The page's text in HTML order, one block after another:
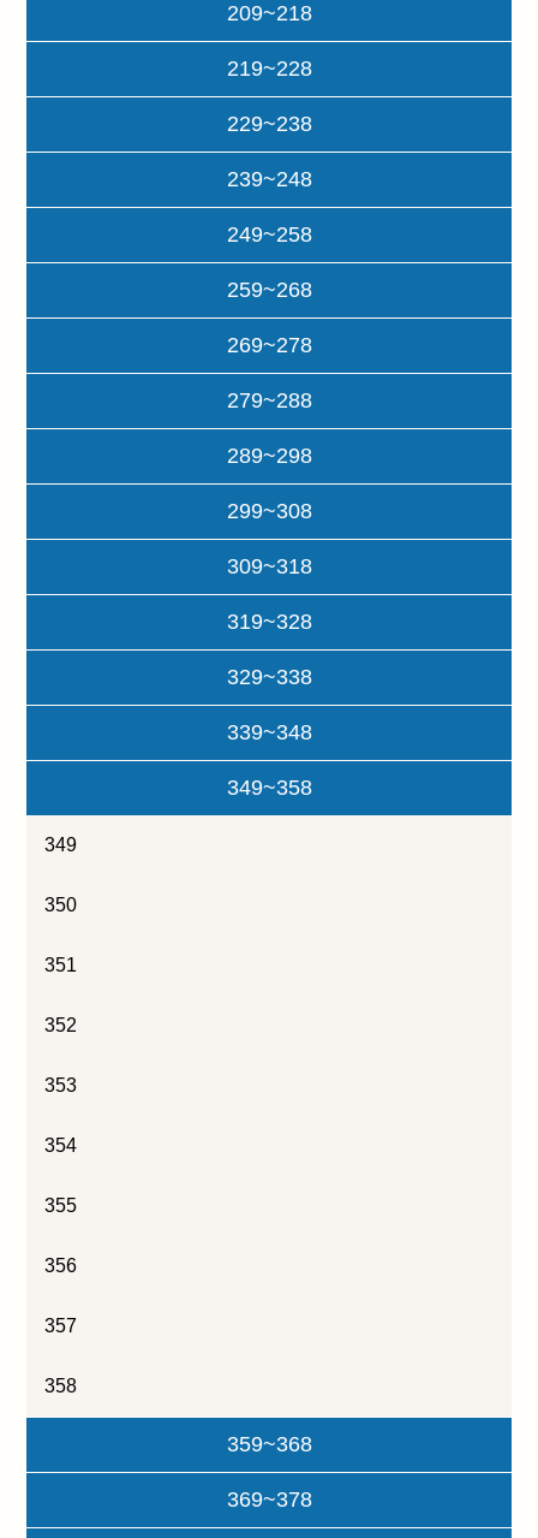
209~218
219~228
229~238
239~248
249~258
259~268
269~278
279~288
289~298
299~308
309~318
319~328
329~338
339~348
349~358
349
350
351
352
353
354
355
356
357
358
359~368
369~378